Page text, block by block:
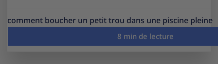
comment boucher un petit trou dans une piscine pleine